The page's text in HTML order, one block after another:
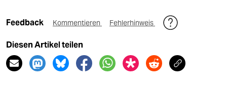
Feedback Kommentieren Fehlerhinweis
Diesen Artikel teilen